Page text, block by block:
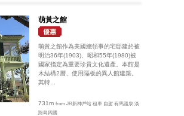
萌黃之館
萌黃之館作為美國總領事的宅邸建於被
明治36年(1903)、昭和55年(1980)被
國家指定為重要珍貴文化遺產。本館是
木結構2層、使用隔板的異人館建築。
其特...
731mfrom JR新神戶站 租車 自駕 有馬溫泉 淡
路島四國